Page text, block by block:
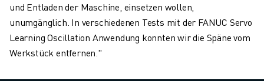
und Entladen der Maschine, einsetzen wollen,
unumgänglich. In verschiedenen Tests mit der FANUC Servo
Learning Oscillation Anwendung konnten wir die Späne vom
Werkstück entfernen."